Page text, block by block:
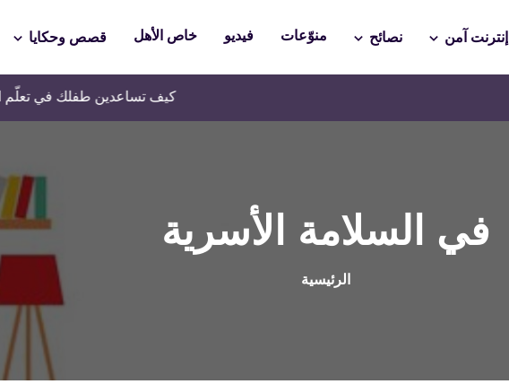
إنترنت آمن نصائح منوّعات فيديو خاص الأهل قصص وحكايا
كيف تساعدين طفلك في تعلّم اللغة باكرًا
في السلامة الأسرية
الرئيسية